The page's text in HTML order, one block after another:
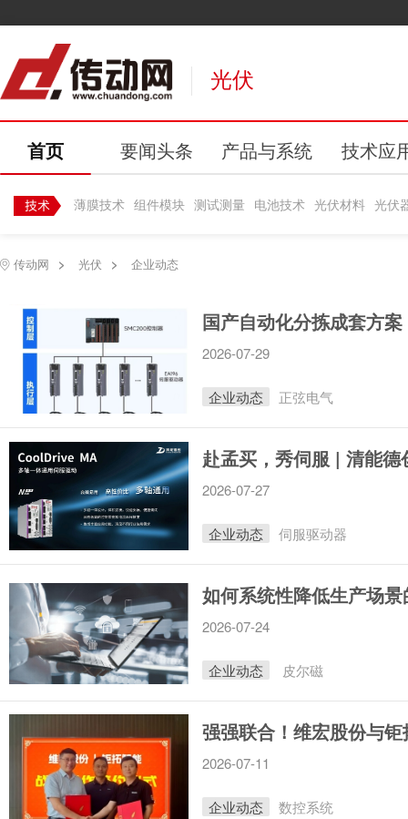
光伏
首页 要闻头条 产品与系统 技术应
薄膜技术 组件模块 测试测量 电池技术 光伏材料 光伏
传动网 > 光伏 > 企业动态
2026-07-29
企业动态 正弦电气
赴孟买，秀伺服 | 清能
2026-07-27
企业动态 伺服驱动器
如何系统性降低生产场
2026-07-24
企业动态 皮尔磁
强强联合！维宏股份与
2026-07-11
企业动态 数控系统